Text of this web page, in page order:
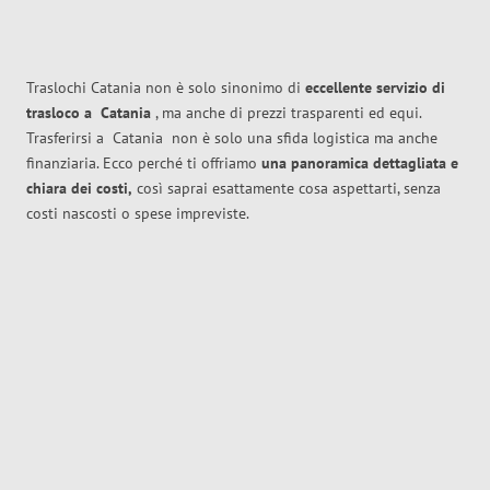
Traslochi Catania non è solo sinonimo di eccellente servizio di
trasloco a Catania , ma anche di prezzi trasparenti ed equi.
Trasferirsi a Catania non è solo una sfida logistica ma anche
finanziaria. Ecco perché ti offriamo una panoramica dettagliata e
chiara dei costi, così saprai esattamente cosa aspettarti, senza
costi nascosti o spese impreviste.